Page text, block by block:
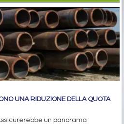
UNA RIDUZIONE DELLA QUOTA
un panorama